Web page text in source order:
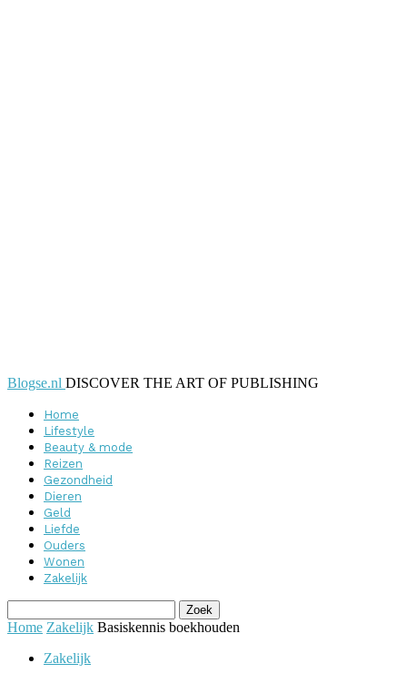
Blogse.nl DISCOVER THE ART OF PUBLISHING
Home
Lifestyle
Beauty & mode
Reizen
Gezondheid
Dieren
Geld
Liefde
Ouders
Wonen
Zakelijk
Home Zakelijk Basiskennis boekhouden
Zakelijk